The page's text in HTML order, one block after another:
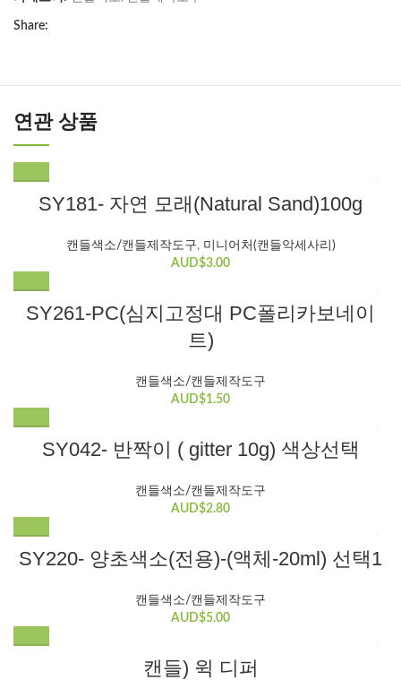
Share:
연관 상품
SY181- 자연 모래(Natural Sand)100g
캔들색소/캔들제작도구, 미니어처(캔들악세사리)
AUD$3.00
SY261-PC(심지고정대 PC폴리카보네이
트)
캔들색소/캔들제작도구
AUD$1.50
러
형
이
상
에
있
다.
SY042- 반짝이 ( gitter 10g) 색상선택
캔들색소/캔들제작도구
AUD$2.80
러
형
이
상
SY220- 양초색소(전용)-(액체-20ml) 선택1
캔들색소/캔들제작도구
AUD$5.00
캔들) 윅 디퍼